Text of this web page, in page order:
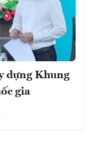
dựng Khung
gia